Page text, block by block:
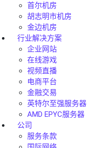
首尔机房
胡志明市机房
金边机房
行业解决方案
企业网站
在线游戏
视频直播
电商平台
金融交易
英特尔至强服务器
AMD EPYC服务器
公司
服务条款